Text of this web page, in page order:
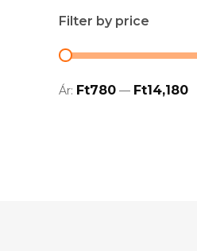
Filter by price
Ár: Ft780 — Ft14,180